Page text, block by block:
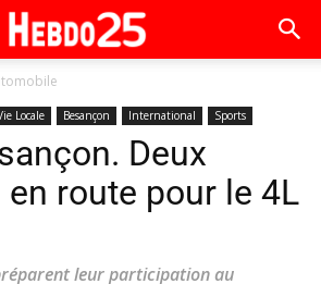
Locale Besançon International Sports
Deux
route pour le 4L
leur participation au